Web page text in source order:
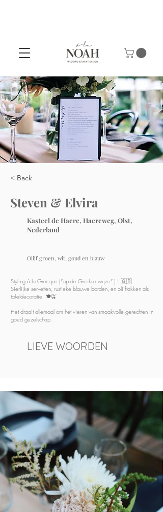
< Back
Steven & Elvira
Kasteel de Haere, Haereweg, Olst,
Nederland
Olijf groen, wit, goud en blauw
Styling à la Grecque (“op de Griekse wijze” ) ! 🇬🇷
Sierlijke servetten, rustieke blauwe borden, en olijftakken als
tafeldecoratie. 🍽️🫒
Het draait allemaal om het vieren van smaakvolle gerechten in
goed gezelschap.
LIEVE WOORDEN